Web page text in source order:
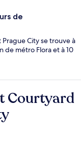
de
City se trouve à
de métro Flora et à 10
Courtyard